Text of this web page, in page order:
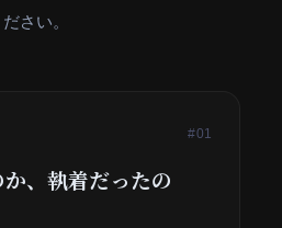
ださい。
#01
か、執着だったの